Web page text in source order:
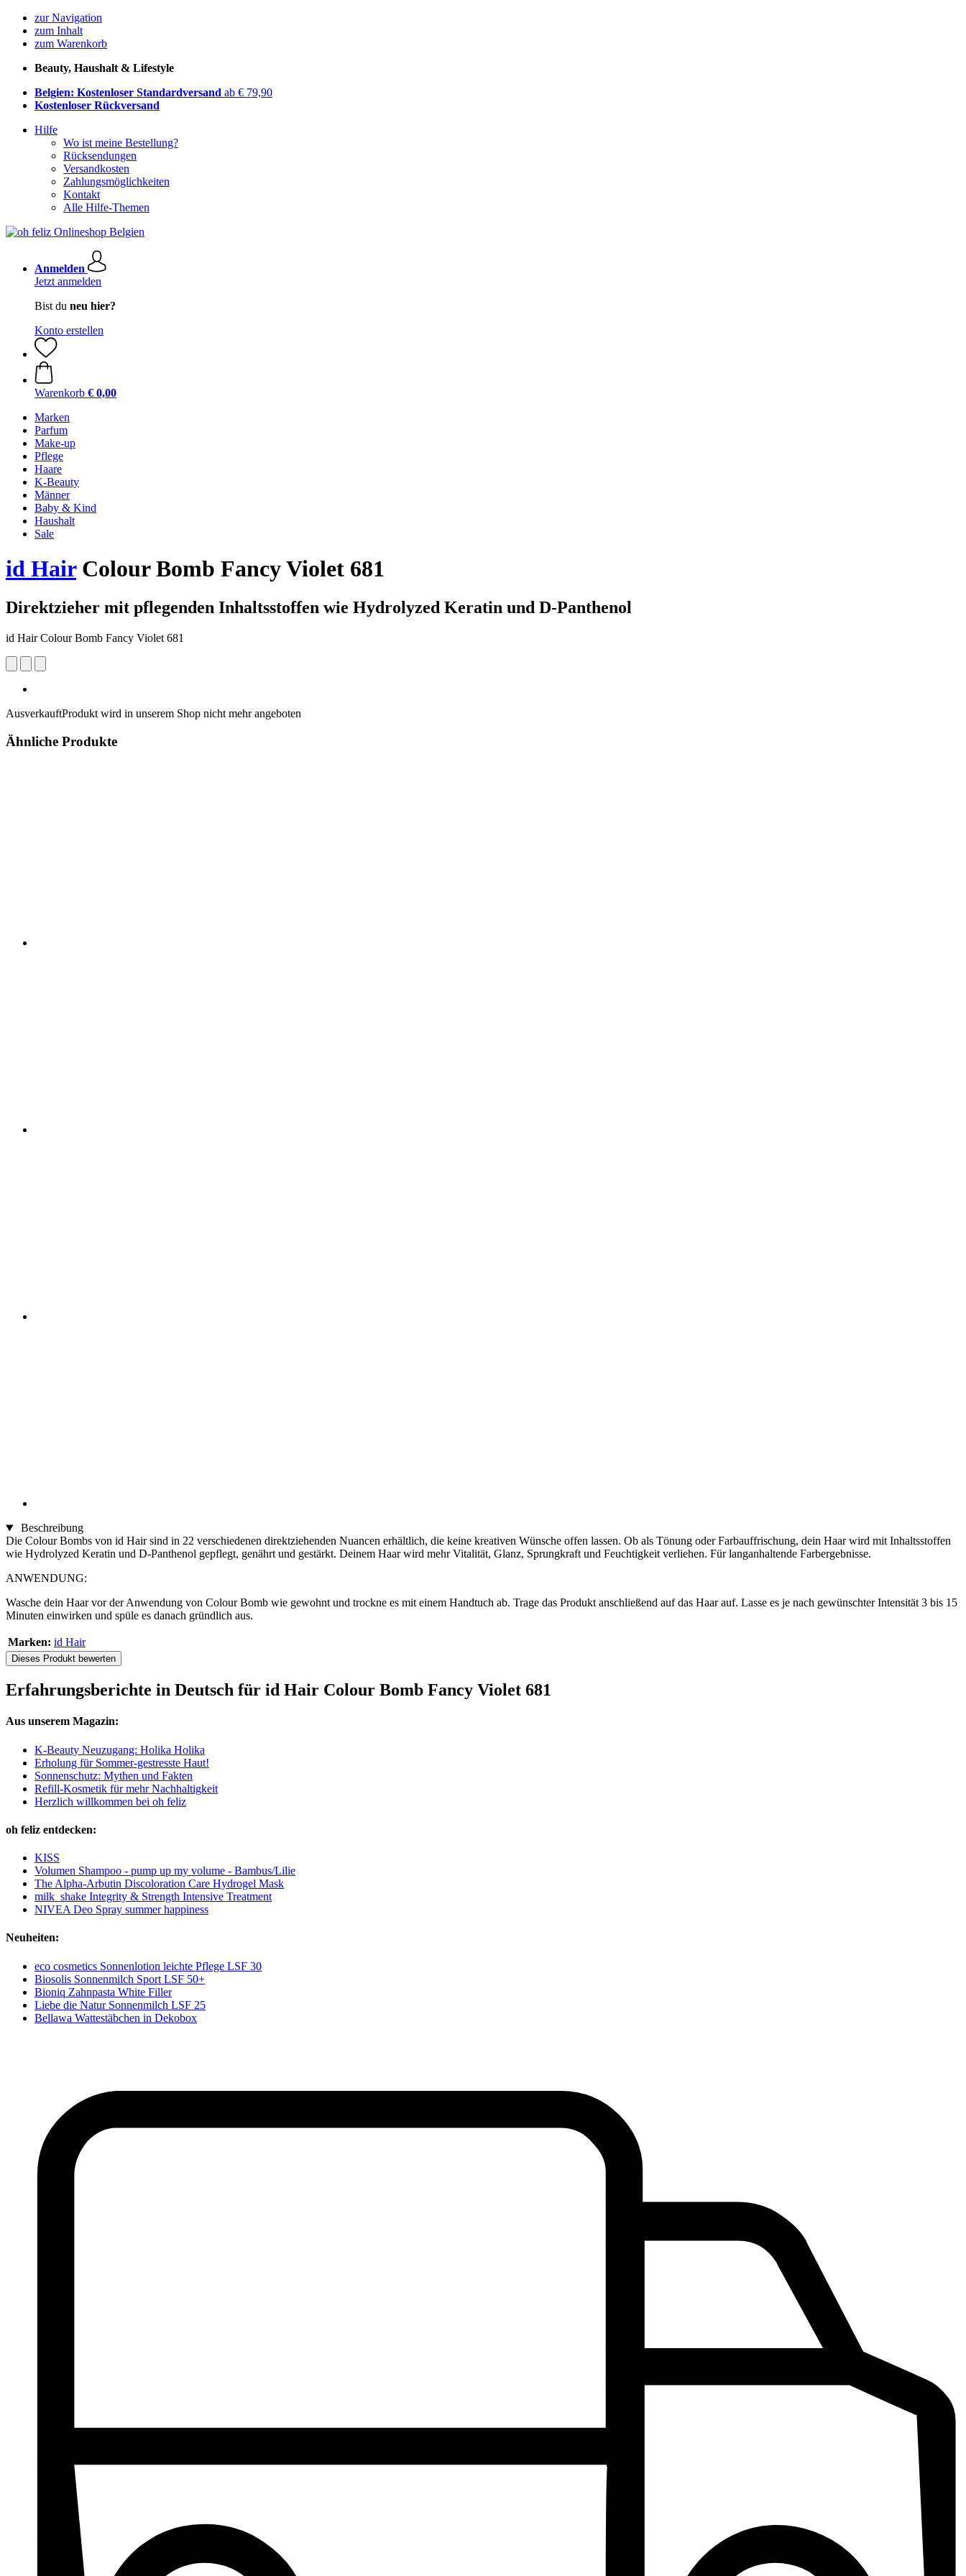
zur Navigation
zum Inhalt
zum Warenkorb
Beauty, Haushalt & Lifestyle
Belgien: Kostenloser Standardversand ab € 79,90
Kostenloser Rückversand
Hilfe
Wo ist meine Bestellung?
Rücksendungen
Versandkosten
Zahlungsmöglichkeiten
Kontakt
Alle Hilfe-Themen
Anmelden
Jetzt anmelden
Bist du neu hier?
Konto erstellen
Warenkorb € 0,00
Marken
Parfum
Make-up
Pflege
Haare
K-Beauty
Männer
Baby & Kind
Haushalt
Sale
id HairColour Bomb Fancy Violet 681
Direktzieher mit pflegenden Inhaltsstoffen wie Hydrolyzed Keratin und D-Panthenol
id Hair Colour Bomb Fancy Violet 681
AusverkauftProdukt wird in unserem Shop nicht mehr angeboten
Ähnliche Produkte
Beschreibung
Die Colour Bombs von id Hair sind in 22 verschiedenen direktziehenden Nuancen erhältlich, die keine kreativen Wünsche offen lassen. Ob als Tönung oder Farbauffrischung, dein Haar wird mit Inhaltsstoffen
wie Hydrolyzed Keratin und D-Panthenol gepflegt, genährt und gestärkt. Deinem Haar wird mehr Vitalität, Glanz, Sprungkraft und Feuchtigkeit verliehen. Für langanhaltende Farbergebnisse.
ANWENDUNG:
Wasche dein Haar vor der Anwendung von Colour Bomb wie gewohnt und trockne es mit einem Handtuch ab. Trage das Produkt anschließend auf das Haar auf. Lasse es je nach gewünschter Intensität 3 bis 15
Minuten einwirken und spüle es danach gründlich aus.
Marken: id Hair
Dieses Produkt bewerten
Erfahrungsberichte in Deutsch für id Hair Colour Bomb Fancy Violet 681
Aus unserem Magazin:
K-Beauty Neuzugang: Holika Holika
Erholung für Sommer-gestresste Haut!
Sonnenschutz: Mythen und Fakten
Refill-Kosmetik für mehr Nachhaltigkeit
Herzlich willkommen bei oh feliz
oh feliz entdecken:
KISS
Volumen Shampoo - pump up my volume - Bambus/Lilie
The Alpha-Arbutin Discoloration Care Hydrogel Mask
milk_shake Integrity & Strength Intensive Treatment
NIVEA Deo Spray summer happiness
Neuheiten:
eco cosmetics Sonnenlotion leichte Pflege LSF 30
Biosolis Sonnenmilch Sport LSF 50+
Bioniq Zahnpasta White Filler
Liebe die Natur Sonnenmilch LSF 25
Bellawa Wattestäbchen in Dekobox